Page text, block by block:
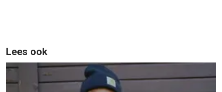
Lees ook